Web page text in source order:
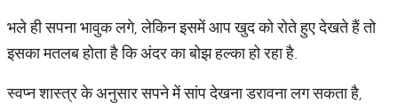
भले ही सपना भावुक लगे, लेकिन इसमें आप खुद को रोते हुए देखते हैं तो
इसका मतलब होता है कि अंदर का बोझ हल्का हो रहा है.
स्वप्न शास्त्र के अनुसार सपने में सांप देखना डरावना लग सकता है,